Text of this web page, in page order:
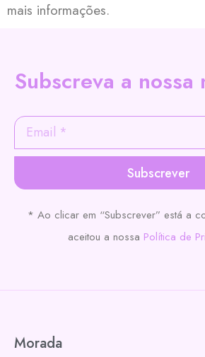
mais informações.
Subscreva a
Subscrever
* Ao clicar em “Subscrever” está a
aceitou a nossa Política de
Morada